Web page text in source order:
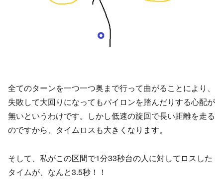
全てのターンを一つ一つ奥まで行って曲がることにより、
失敗して大回りになってもパイロンを踏んだりする心配が
無いというわけです。しかし低速の旋回で長い距離を走る
のですから、タイムロスも大きくなります。
そして、私がこの区間で1分33秒台の人に対してロスした
タイムが、なんと3.5秒！！